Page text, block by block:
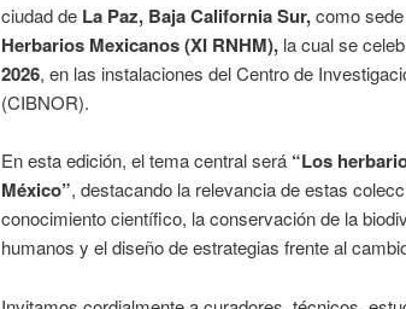
ciudad de La Paz, Baja California Sur,como
Herbarios Mexicanos (XI RNHM), la cual se
2026, en las instalaciones del Centro de
(CIBNOR).
En esta edición, el tema central será “Los
México”, destacando la relevancia de estas
conocimiento científico, la conservación de la
humanos y el diseño de estrategias frente al